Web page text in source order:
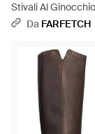
Stivali Al
Da FARFETCH